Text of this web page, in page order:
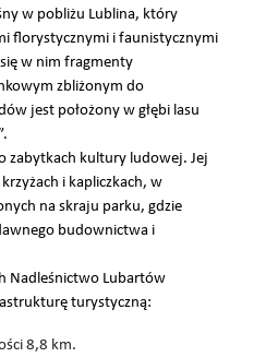
w pobliżu Lublina, który
florystycznymi i faunistycznymi
w nim fragmenty
zbliżonym do
jest położony w głębi lasu
zabytkach kultury ludowej. Jej
i kapliczkach, w
na skraju parku, gdzie
budownictwa i
Nadleśnictwo Lubartów
turystyczną:
8,8 km.